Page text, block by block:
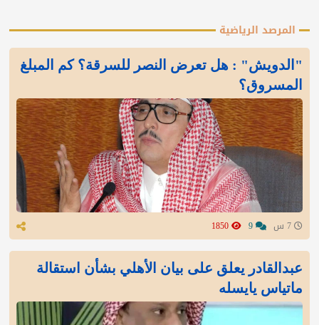
المرصد الرياضية
"الدويش" : هل تعرض النصر للسرقة؟ كم المبلغ
المسروق؟
عبدالقادر يعلق على بيان الأهلي بشأن استقالة
ماتياس يايسله